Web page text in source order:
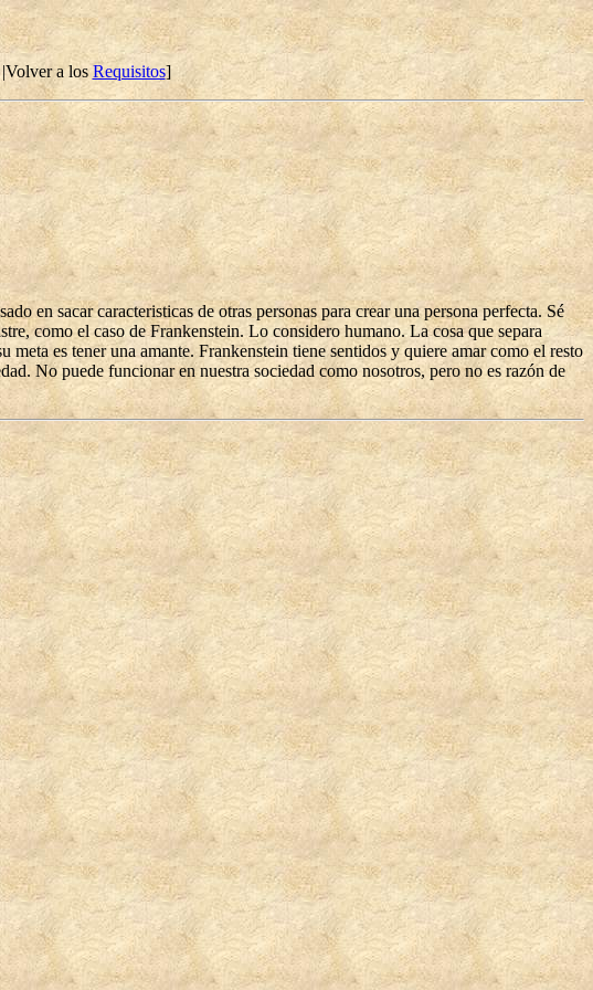
a losRequisitos]
en sacar caracteristicas de otras personas para crear una persona perfecta. Sé
como el caso de Frankenstein. Lo considero humano. La cosa que separa
es tener una amante. Frankenstein tiene sentidos y quiere amar como el resto
No puede funcionar en nuestra sociedad como nosotros, pero no es razón de